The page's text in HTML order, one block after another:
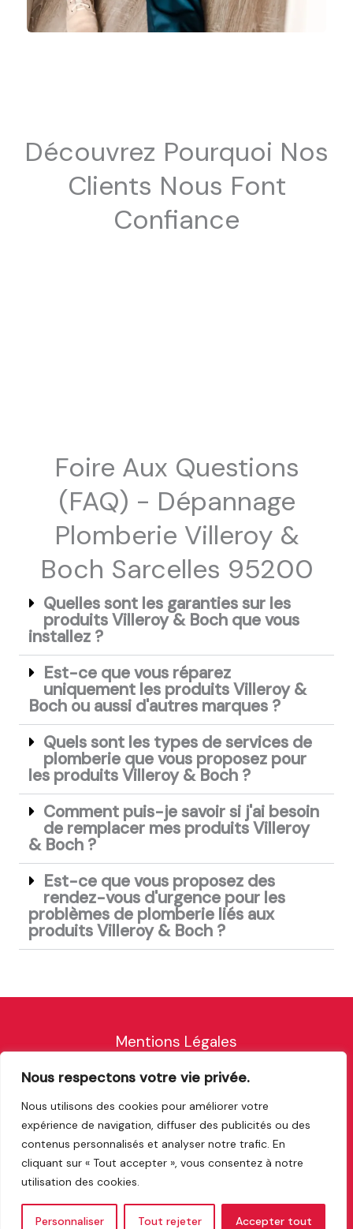
Nous respectons votre vie privée.
Nous utilisons des cookies pour améliorer votre
expérience de navigation, diffuser des publicités ou des
contenus personnalisés et analyser notre trafic. En
cliquant sur « Tout accepter », vous consentez à notre
utilisation des cookies.
Personnaliser Tout rejeter Accepter tout
Découvrez Pourquoi Nos
Clients Nous Font
Confiance
Foire Aux Questions
(FAQ) - Dépannage
Plomberie Villeroy &
Boch Sarcelles 95200
Quelles sont les garanties sur les
produits Villeroy & Boch que vous
installez ?
Est-ce que vous réparez
uniquement les produits Villeroy &
Boch ou aussi d'autres marques ?
Quels sont les types de services de
plomberie que vous proposez pour
les produits Villeroy & Boch ?
Comment puis-je savoir si j'ai besoin
de remplacer mes produits Villeroy
& Boch ?
Est-ce que vous proposez des
rendez-vous d'urgence pour les
problèmes de plomberie liés aux
produits Villeroy & Boch ?
Mentions Légales
© 2026 Plombier Sarcelles 95200